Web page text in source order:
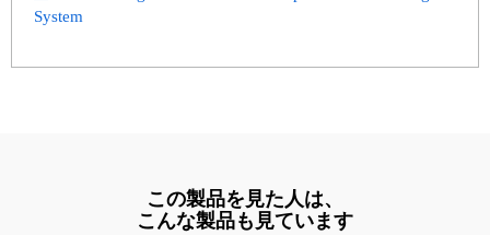
System
この製品を見た人は、
こんな製品も見ています